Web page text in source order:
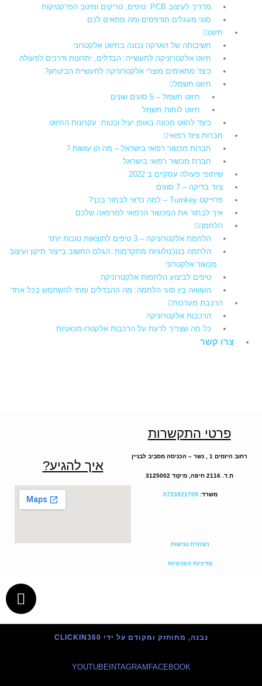
מדריך לעיצוב PCB: טיפים, טריקים ומיטב הפרקטיקות
סוגי מעגלים מודפסים ומה מתאים לכם
חיווט
חשיבותה של הארקה נכונה בחיווט אלקטרוני
חיווט אלקטרוניקה לתעשייה: הבדלים, יתרונות ודרכים לפעולה
כיצד מתאימים מוצרי אלקטרוניקה לתעשיית הביטחון?
חיווט חשמל
חיווט חשמל – 5 סוגים שונים
חיווט לוחות חשמל​
כיצד לחווט מכונה באופן יעיל ובטוח: עקרונות החיווט
חברות ציוד רפואי
חברות מכשור רפואי בישראל – מה הן עושות ?
חברת מכשור רפואי בישראל
שיתופי פעולה עסקיים ב 2022
ציוד בדיקה – 7 סוגים
פרוייקט Turnkey – למה כדאי לבחור בכך?
איך לבחור את המכשור הרפואי למרפאה שלכם
הלחמה
הלחמת אלקטרוניקה – 3 טיפים לתוצאות טובות יותר
הלחמה בטכנולוגיות מתקדמות: הגלם החשוב בייצור תיקון ועיצוב
מכשור אלקטרוני
טיפים לביצוע הלחמות אלקטרוניקה
השוואה בין סוגי הלחמה: מה ההבדלים ומתי להשתמש בכל אחד
הרכבת מערכות
הרכבות אלקטרוניקה
כל מה שצריך לדעת על הרכבות אלקטרו-מכאניות
צרו קשר
פרטי התקשרות
רחוב היזמים 1 , נשר – הכניסה מסביב לבניין
ת.ד. 2116 חיפה, מיקוד 3125002
משרד:0723921709
הצהרת נגישות
מדיניות הפרטיות
איך להגיע?
נבנה, מתוחזק ומקודם על ידי CLICKIN360
FACEBOOK
INTAGRAM
YOUTUBE